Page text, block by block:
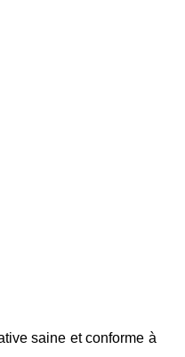
saine et conforme à